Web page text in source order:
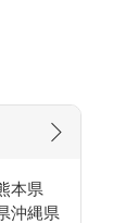
本県
沖縄県